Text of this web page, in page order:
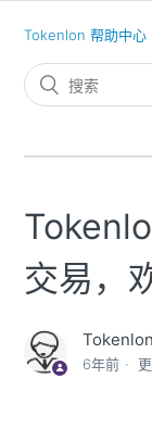
Tokenlon 帮助中心
交易，
Tokenlon
6年前